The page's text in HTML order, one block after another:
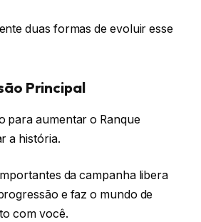
duas formas de evoluir esse
Principal
para aumentar o Ranque
a história.
da campanha libera
e faz o mundo de
com você.